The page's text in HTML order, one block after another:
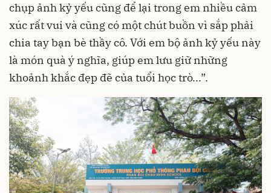
chụp ảnh kỷ yếu cũng để lại trong em nhiều cảm
xúc rất vui và cũng có một chút buồn vì sắp phải
chia tay bạn bè thầy cô. Với em bộ ảnh kỷ yếu này
là món quà ý nghĩa, giúp em lưu giữ những
khoảnh khắc đẹp đẽ của tuổi học trò...”.